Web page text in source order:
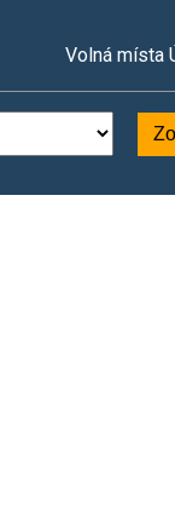
Volná místa